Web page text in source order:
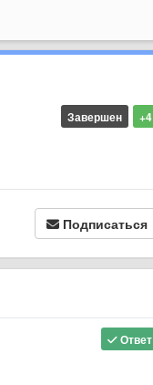
+4
Завершен
Подписаться
Ответ